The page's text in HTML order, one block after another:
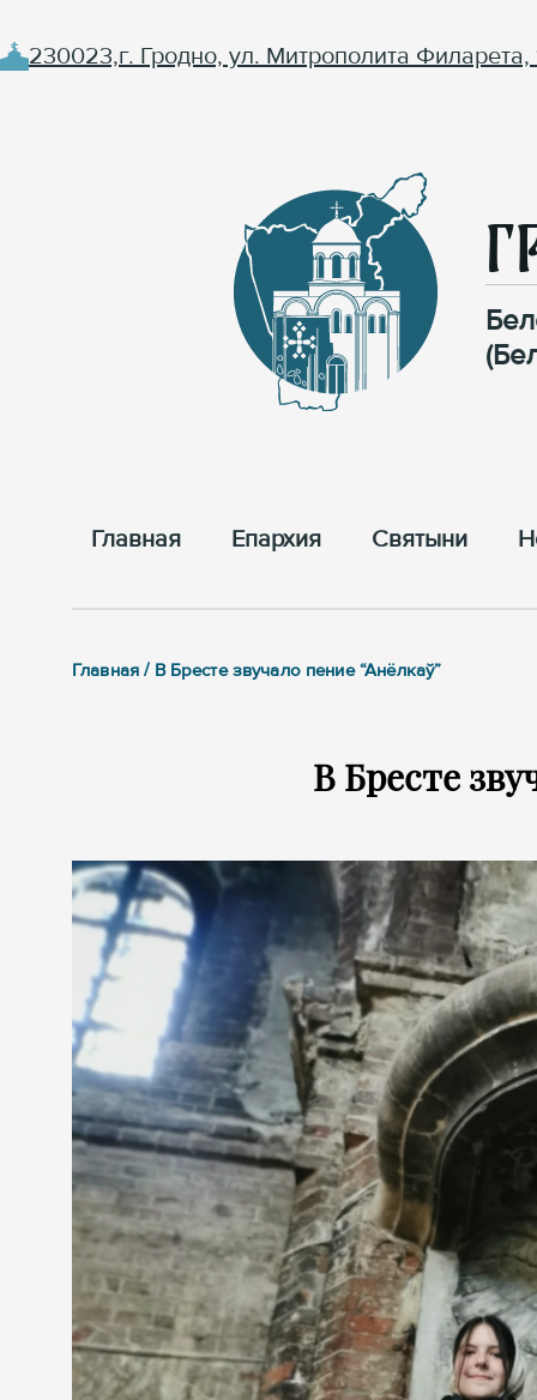
230023,г. Гродно, ул. Митрополита Филарета,
Главная Епархия Cвятыни
Главная / В Бресте звучало пение “Анёлкаў”
В Бресте